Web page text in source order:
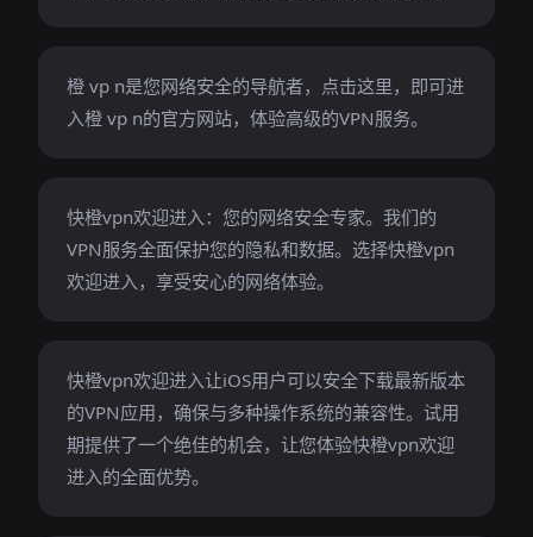
橙 vp n是您网络安全的导航者，点击这里，即可进
入橙 vp n的官方网站，体验高级的VPN服务。
快橙vpn欢迎进入：您的网络安全专家。我们的
VPN服务全面保护您的隐私和数据。选择快橙vpn
欢迎进入，享受安心的网络体验。
快橙vpn欢迎进入让iOS用户可以安全下载最新版本
的VPN应用，确保与多种操作系统的兼容性。试用
期提供了一个绝佳的机会，让您体验快橙vpn欢迎
进入的全面优势。